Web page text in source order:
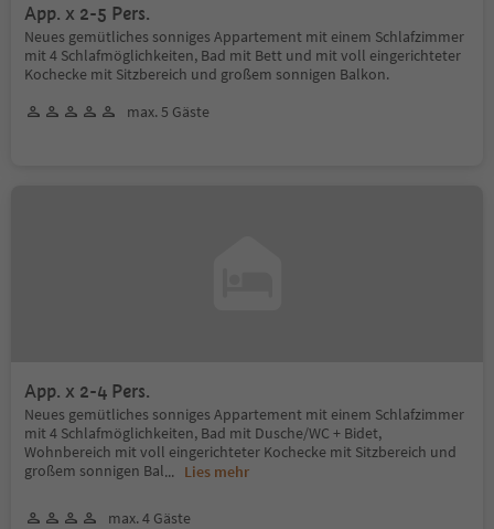
App. x 2-5 Pers.
Neues gemütliches sonniges Appartement mit einem Schlafzimmer
mit 4 Schlafmöglichkeiten, Bad mit Bett und mit voll eingerichteter
Kochecke mit Sitzbereich und großem sonnigen Balkon.
max. 5 Gäste
App. x 2-4 Pers.
Neues gemütliches sonniges Appartement mit einem Schlafzimmer
mit 4 Schlafmöglichkeiten, Bad mit Dusche/WC + Bidet,
Wohnbereich mit voll eingerichteter Kochecke mit Sitzbereich und
großem sonnigen Bal... Lies mehr
max. 4 Gäste